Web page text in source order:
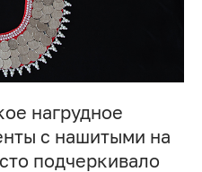
нагрудное
с нашитыми на
подчеркивало